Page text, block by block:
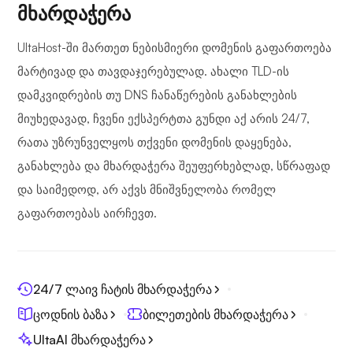
მხარდაჭერა
UltaHost-ში მართეთ ნებისმიერი დომენის გაფართოება
მარტივად და თავდაჯერებულად. ახალი TLD-ის
დამკვიდრების თუ DNS ჩანაწერების განახლების
მიუხედავად, ჩვენი ექსპერტთა გუნდი აქ არის 24/7,
რათა უზრუნველყოს თქვენი დომენის დაყენება,
განახლება და მხარდაჭერა შეუფერხებლად, სწრაფად
და საიმედოდ, არ აქვს მნიშვნელობა რომელ
გაფართოებას აირჩევთ.
24/7 ლაივ ჩატის მხარდაჭერა
ცოდნის ბაზა
ბილეთების მხარდაჭერა
UltaAI მხარდაჭერა